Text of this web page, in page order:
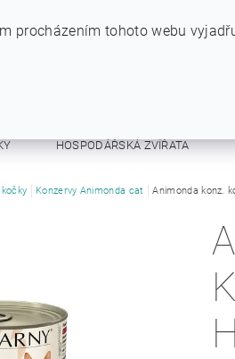
HOSPODÁŘSKÁ ZVÍŘATA
OSTATNÍ OBCHODNÍ PODMÍNKY
Konzervy Animonda cat Animonda konz.
procházením tohoto webu